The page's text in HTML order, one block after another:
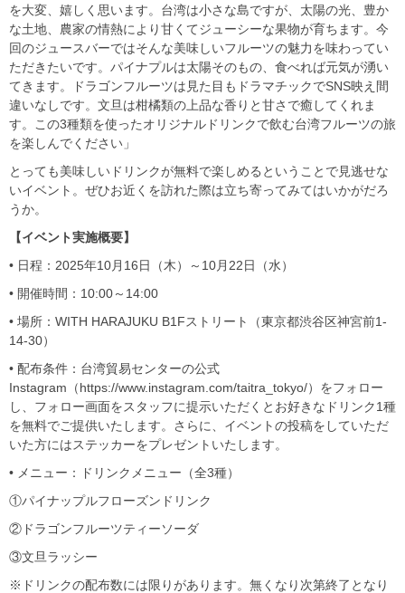
を大変、嬉しく思います。台湾は小さな島ですが、太陽の光、豊か
な土地、農家の情熱により甘くてジューシーな果物が育ちます。今
回のジュースバーではそんな美味しいフルーツの魅力を味わってい
ただきたいです。パイナプルは太陽そのもの、食べれば元気が湧い
てきます。ドラゴンフルーツは見た目もドラマチックでSNS映え間
違いなしです。文旦は柑橘類の上品な香りと甘さで癒してくれま
す。この3種類を使ったオリジナルドリンクで飲む台湾フルーツの旅
を楽しんでください」
とっても美味しいドリンクが無料で楽しめるということで見逃せな
いイベント。ぜひお近くを訪れた際は立ち寄ってみてはいかがだろ
うか。
【イベント実施概要】
• 日程：2025年10月16日（木）～10月22日（水）
• 開催時間：10:00～14:00
• 場所：WITH HARAJUKU B1Fストリート（東京都渋谷区神宮前1-
14-30）
• 配布条件：台湾貿易センターの公式
Instagram（https://www.instagram.com/taitra_tokyo/）をフォロー
し、フォロー画面をスタッフに提示いただくとお好きなドリンク1種
を無料でご提供いたします。さらに、イベントの投稿をしていただ
いた方にはステッカーをプレゼントいたします。
• メニュー：ドリンクメニュー（全3種）
①パイナップルフローズンドリンク
②ドラゴンフルーツティーソーダ
③文旦ラッシー
※ドリンクの配布数には限りがあります。無くなり次第終了となり